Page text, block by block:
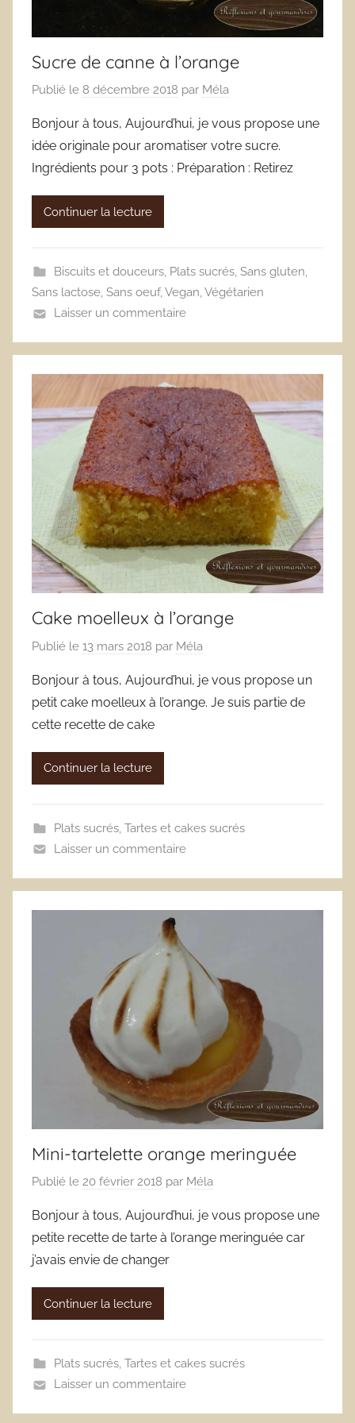
Sucre de canne à l’orange
Publié le 8 décembre 2018 par Méla
Bonjour à tous, Aujourd’hui, je vous propose une
idée originale pour aromatiser votre sucre.
Ingrédients pour 3 pots : Préparation : Retirez
Continuer la lecture
Biscuits et douceurs, Plats sucrés, Sans gluten,
Sans lactose, Sans oeuf,Vegan,Végétarien
Laisser un commentaire
Cake moelleux à l’orange
Publié le 13 mars 2018 par Méla
Bonjour à tous, Aujourd’hui, je vous propose un
petit cake moelleux à l’orange. Je suis partie de
cette recette de cake
Continuer la lecture
Plats sucrés, Tartes et cakes sucrés
Laisser un commentaire
Mini-tartelette orange meringuée
Publié le 20 février 2018 par Méla
Bonjour à tous, Aujourd’hui, je vous propose une
petite recette de tarte à l’orange meringuée car
j’avais envie de changer
Continuer la lecture
Plats sucrés, Tartes et cakes sucrés
Laisser un commentaire